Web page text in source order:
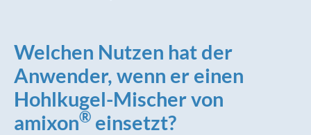
Welchen Nutzen hat der
Anwender, wenn er einen
Hohlkugel-Mischer von
amixon® einsetzt?